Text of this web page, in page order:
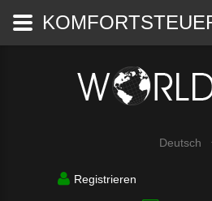
Deutsch
Registrieren